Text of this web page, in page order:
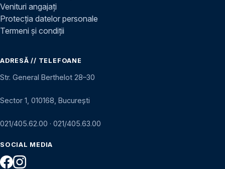
Venituri angajați
Protecția datelor personale
Termeni și condiții
ADRESĂ // TELEFOANE
Str. General Berthelot 28–30
Sector 1, 010168, București
021/405.62.00 · 021/405.63.00
SOCIAL MEDIA